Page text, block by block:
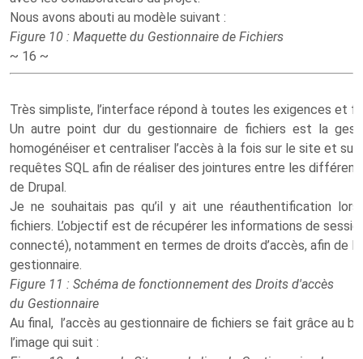
Nous avons abouti au modèle suivant :
Figure 10 : Maquette du Gestionnaire de Fichiers
~ 16 ~
Très simpliste, l’interface répond à toutes les exigences et
Un autre point dur du gestionnaire de fichiers est la
homogénéiser et centraliser l’accès à la fois sur le site et
requêtes SQL afin de réaliser des jointures entre les
de Drupal.
Je ne souhaitais pas qu’il y ait une réauthentification
fichiers. L’objectif est de récupérer les informations de
connecté), notamment en termes de droits d’accès, afin de
gestionnaire.
Figure 11 : Schéma de fonctionnement des Droits d'accès
du Gestionnaire
Au final, l’accès au gestionnaire de fichiers se fait grâce au
l’image qui suit :